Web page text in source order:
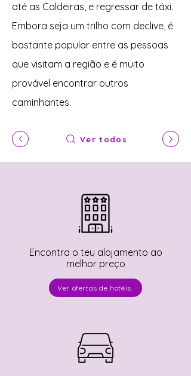
até as Caldeiras, e regressar de táxi.
Embora seja um trilho com declive, é
bastante popular entre as pessoas
que visitam a região e é muito
provável encontrar outros
caminhantes.
Ver todos
Encontra o teu alojamento ao
melhor preço
Ver ofertas de hotéis